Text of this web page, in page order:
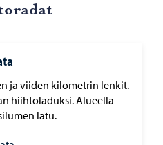
ja viiden kilometrin lenkit.
hiihtoladuksi. Alueella
latu.